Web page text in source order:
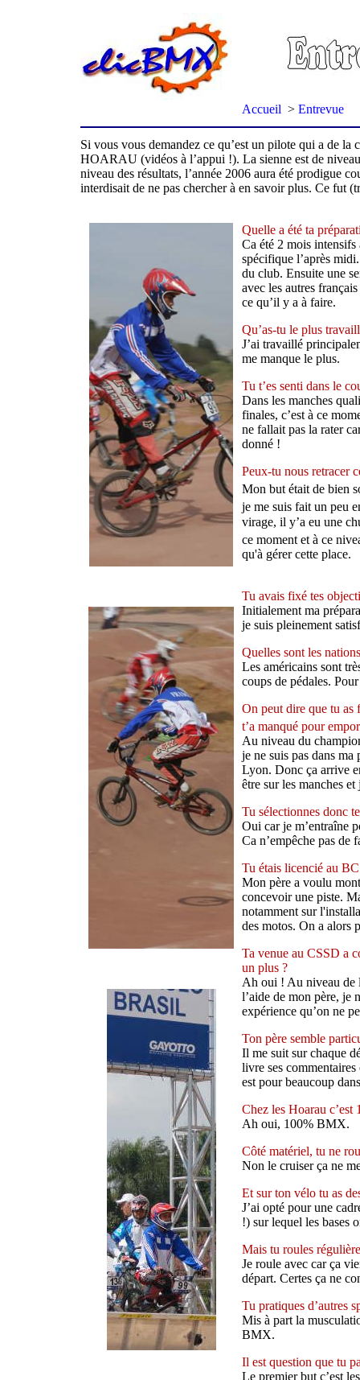
Accueil > Entrevue
Si vous vous demandez ce qu’est un pilote qui a de
HOARAU (vidéos à l’appui !). La sienne est de
niveau des résultats, l’année 2006 aura été prodigue
interdisait de ne pas chercher à en savoir plus. Ce fut
Quelle a été ta
Ca été 2 mois
spécifique l’après
du club. Ensuite une
avec les autres
ce qu’il y a à faire.
Qu’as-tu le plus
J’ai travaillé
me manque le plus.
Tu t’es senti dans le
Dans les manches
finales, c’est à ce
ne fallait pas la rater
donné !
Peux-tu nous retracer
Mon but était de bien
je me suis fait un peu
virage, il y’a eu une
ce moment et à ce
qu'à gérer cette place.
Tu avais fixé tes
Initialement ma
je suis pleinement
Quelles sont les
Les américains sont
coups de pédales.
On peut dire que tu as
t’a manqué pour
Au niveau du
je ne suis pas dans
Lyon. Donc ça arrive
être sur les manches
Tu sélectionnes donc
Oui car je m’entraîne
Ca n’empêche pas de
Tu étais licencié au
Mon père a voulu
concevoir une piste.
notamment sur
des motos. On a alors
Ta venue au CSSD a
un plus ?
Ah oui ! Au niveau de
l’aide de mon père, je
expérience qu’on ne
Ton père semble
Il me suit sur chaque
livre ses
est pour beaucoup
Chez les Hoarau
Ah oui, 100% BMX.
Côté matériel, tu ne
Non le cruiser ça ne
Et sur ton vélo tu as
J’ai opté pour une
!) sur lequel les bases
Mais tu roules
Je roule avec car ça
départ. Certes ça ne
Tu pratiques d’autres
Mis à part la
BMX.
Il est question que tu
Le premier but c’est